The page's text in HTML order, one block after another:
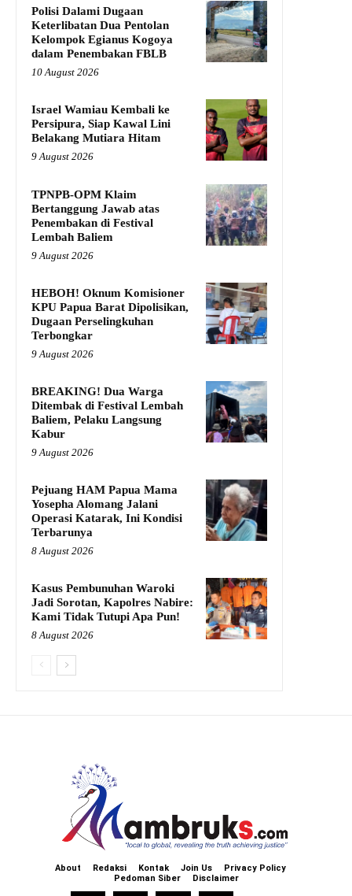
Polisi Dalami Dugaan
Keterlibatan Dua Pentolan
Kelompok Egianus Kogoya
dalam Penembakan FBLB
10 August 2026
Israel Wamiau Kembali ke
Persipura, Siap Kawal Lini
Belakang Mutiara Hitam
9 August 2026
TPNPB-OPM Klaim
Bertanggung Jawab atas
Penembakan di Festival
Lembah Baliem
9 August 2026
HEBOH! Oknum Komisioner
KPU Papua Barat Dipolisikan,
Dugaan Perselingkuhan
Terbongkar
9 August 2026
BREAKING! Dua Warga
Ditembak di Festival Lembah
Baliem, Pelaku Langsung
Kabur
9 August 2026
Pejuang HAM Papua Mama
Yosepha Alomang Jalani
Operasi Katarak, Ini Kondisi
Terbarunya
8 August 2026
Kasus Pembunuhan Waroki
Jadi Sorotan, Kapolres Nabire:
Kami Tidak Tutupi Apa Pun!
8 August 2026
About Redaksi Kontak Join Us
Privacy Policy
Pedoman Siber
Disclaimer